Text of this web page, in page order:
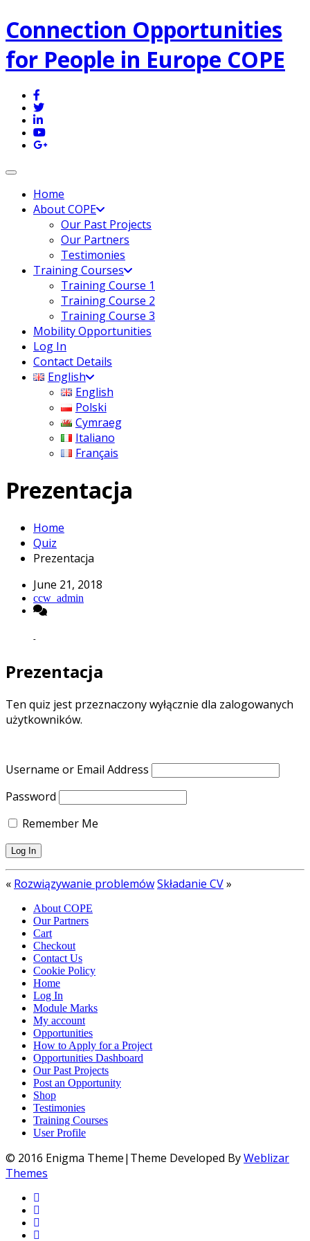
Connection Opportunities
for People in Europe COPE
Toggle navigation
Home
About COPE
Our Past Projects
Our Partners
Testimonies
Training Courses
Training Course 1
Training Course 2
Training Course 3
Mobility Opportunities
Log In
Contact Details
English
English
Polski
Cymraeg
Italiano
Français
Prezentacja
Home
Quiz
Prezentacja
June 21, 2018
ccw_admin
-
Prezentacja
Ten quiz jest przeznaczony wyłącznie dla zalogowanych
użytkowników.
Username or Email Address
Password
Remember Me
« Rozwiązywanie problemówSkładanie CV»
About COPE
Our Partners
Cart
Checkout
Contact Us
Cookie Policy
Home
Log In
Module Marks
My account
Opportunities
How to Apply for a Project
Opportunities Dashboard
Our Past Projects
Post an Opportunity
Shop
Testimonies
Training Courses
User Profile
© 2016 Enigma Theme|Theme Developed ByWeblizar
Themes